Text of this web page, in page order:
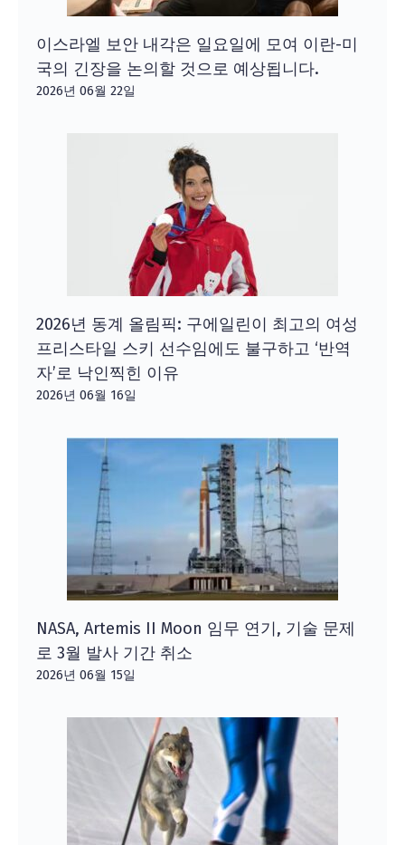
이스라엘 보안 내각은 일요일에 모여 이란-미
국의 긴장을 논의할 것으로 예상됩니다.
2026년 06월 22일
2026년 동계 올림픽: 구에일린이 최고의 여성
프리스타일 스키 선수임에도 불구하고 ‘반역
자’로 낙인찍힌 이유
2026년 06월 16일
NASA, Artemis II Moon 임무 연기, 기술 문제
로 3월 발사 기간 취소
2026년 06월 15일